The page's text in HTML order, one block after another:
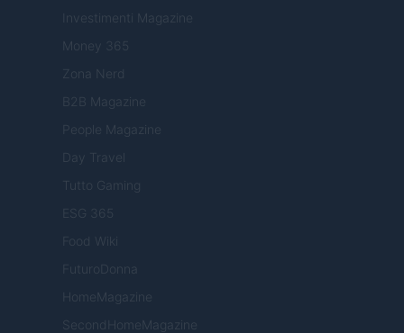
Investimenti Magazine
Money 365
Zona Nerd
B2B Magazine
People Magazine
Day Travel
Tutto Gaming
ESG 365
Food Wiki
FuturoDonna
HomeMagazine
SecondHomeMagazine